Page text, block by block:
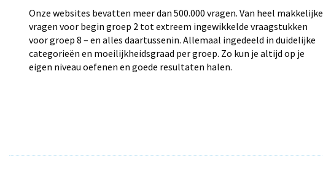
Onze websites bevatten meer dan 500.000 vragen. Van heel makkelijke
vragen voor begin groep 2 tot extreem ingewikkelde vraagstukken
voor groep 8 – en alles daartussenin. Allemaal ingedeeld in duidelijke
categorieën en moeilijkheidsgraad per groep. Zo kun je altijd op je
eigen niveau oefenen en goede resultaten halen.